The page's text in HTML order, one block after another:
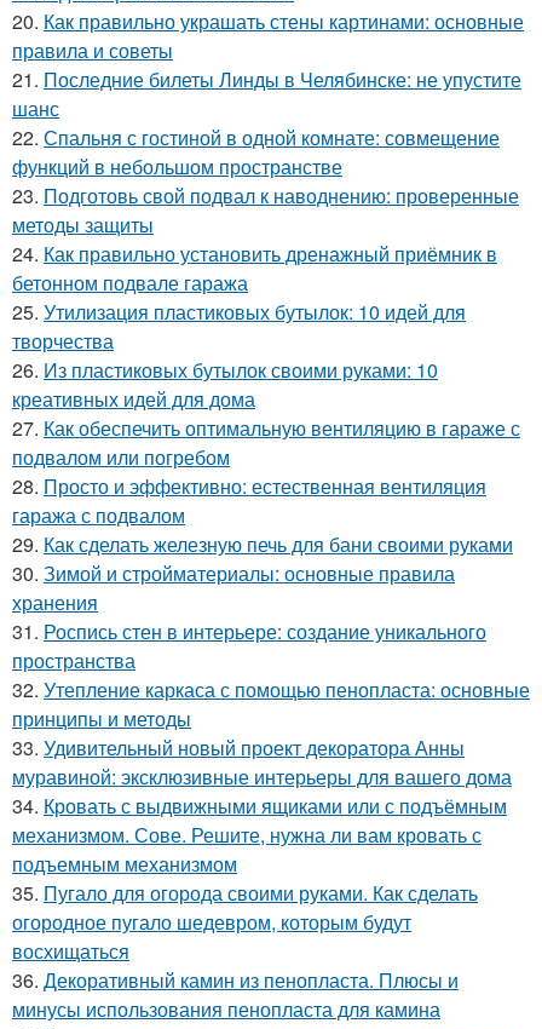
20. Как правильно украшать стены картинами: основные
правила и советы
21. Последние билеты Линды в Челябинске: не упустите
шанс
22. Спальня с гостиной в одной комнате: совмещение
функций в небольшом пространстве
23. Подготовь свой подвал к наводнению: проверенные
методы защиты
24. Как правильно установить дренажный приёмник в
бетонном подвале гаража
25. Утилизация пластиковых бутылок: 10 идей для
творчества
26. Из пластиковых бутылок своими руками: 10
креативных идей для дома
27. Как обеспечить оптимальную вентиляцию в гараже с
подвалом или погребом
28. Просто и эффективно: естественная вентиляция
гаража с подвалом
29. Как сделать железную печь для бани своими руками
30. Зимой и стройматериалы: основные правила
хранения
31. Роспись стен в интерьере: создание уникального
пространства
32. Утепление каркаса с помощью пенопласта: основные
принципы и методы
33. Удивительный новый проект декоратора Анны
муравиной: эксклюзивные интерьеры для вашего дома
34. Кровать с выдвижными ящиками или с подъёмным
механизмом. Сове. Решите, нужна ли вам кровать с
подъемным механизмом
35. Пугало для огорода своими руками. Как сделать
огородное пугало шедевром, которым будут
восхищаться
36. Декоративный камин из пенопласта. Плюсы и
минусы использования пенопласта для камина